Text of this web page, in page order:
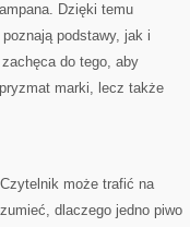
Dzięki temu
podstawy, jak i
do tego, aby
marki, lecz także
może trafić na
dlaczego jedno piwo